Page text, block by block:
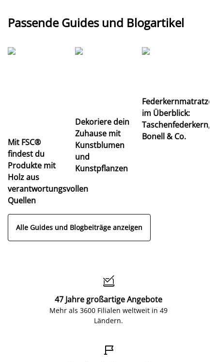
Passende Guides und Blogartikel
Mit FSC®
findest du
Produkte mit
Holz aus
verantwortungsvollen
Quellen
Dekoriere dein
Zuhause mit
Kunstblumen
und
Kunstpflanzen
im Überblick:
Taschenfederkern,
Bonell & Co.
Alle Guides und Blogbeiträge anzeigen

47 Jahre großartige Angebote
Mehr als 3600 Filialen weltweit in 49
Ländern.
